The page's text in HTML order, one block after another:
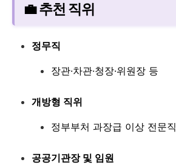
💼 추천 직위
정무직
장관·차관·청장·위원장 등
개방형 직위
정부부처 과장급 이상 전문직
공공기관장 및 임원